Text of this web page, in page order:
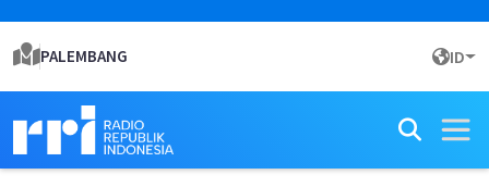
PALEMBANG ID